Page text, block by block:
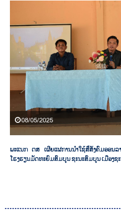
08/05/2025
ພະແນກ ຕສ ເຜີຍແຜ່ການນໍາໃຊ້ສື່ສັງຄົມອອນ
ໂຮງຮຽນມັດທະຍົມສົມບູນ ຊະນະສົມບູນ ເມືອງຊ